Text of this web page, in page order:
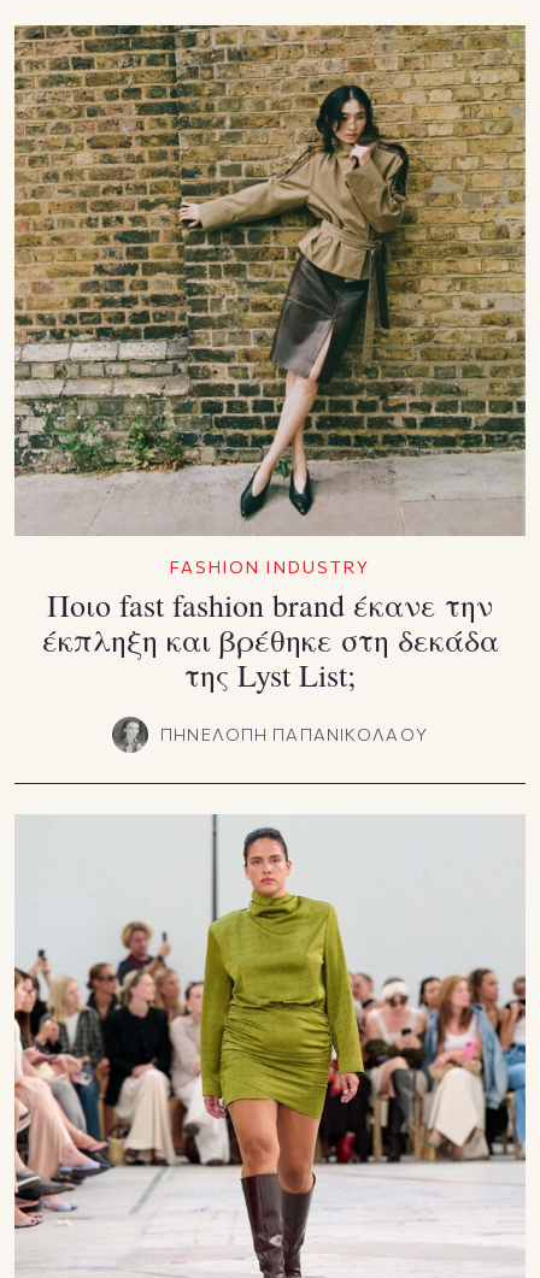
FASHION INDUSTRY
Ποιο fast fashion brand έκανε την
έκπληξη και βρέθηκε στη δεκάδα
της Lyst List;
ΠΗΝΕΛΟΠΗ ΠΑΠΑΝΙΚΟΛΑΟΥ